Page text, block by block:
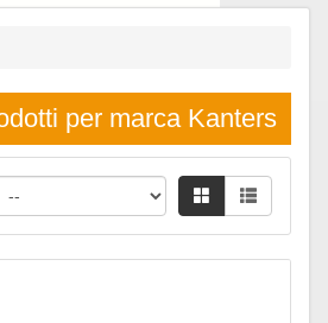
per marca Kanters